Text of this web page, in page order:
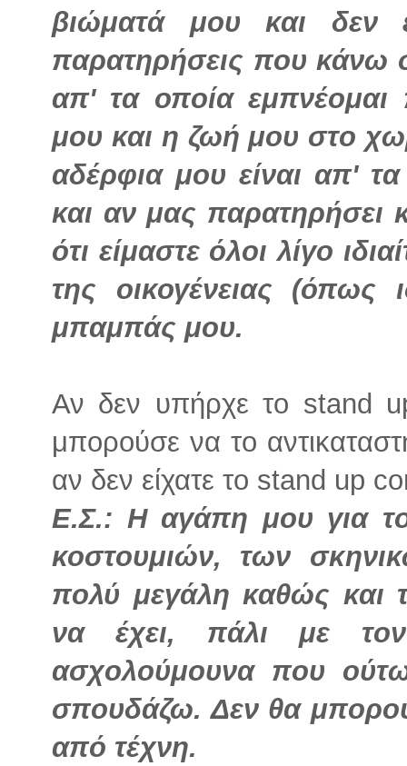
βιώματά μου και δεν
παρατηρήσεις που κάνω
απ' τα οποία εμπνέομαι
μου και η ζωή μου στο
αδέρφια μου είναι απ'
και αν μας παρατηρήσει
ότι είμαστε όλοι λίγο
της οικογένειας (όπως
μπαμπάς μου.
Αν δεν υπήρχε το stand
μπορούσε να το
αν δεν είχατε το stand up
Ε.Σ.: Η αγάπη μου για
κοστουμιών, των
πολύ μεγάλη καθώς και
να έχει, πάλι με
ασχολούμουνα που
σπουδάζω. Δεν θα
από τέχνη.